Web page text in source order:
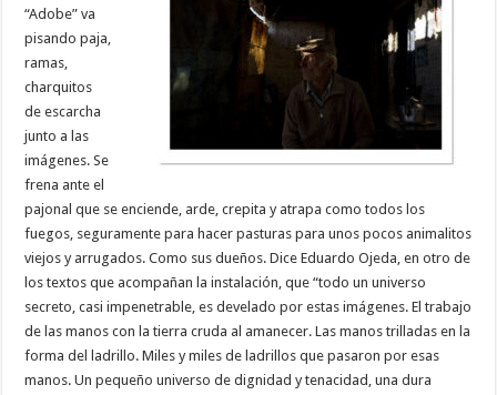
“Adobe” va
pisando paja,
ramas,
charquitos
de escarcha
junto a las
imágenes. Se
frena ante el
pajonal que se enciende, arde, crepita y atrapa como todos los
fuegos, seguramente para hacer pasturas para unos pocos animalitos
viejos y arrugados. Como sus dueños. Dice Eduardo Ojeda, en otro de
los textos que acompañan la instalación, que “todo un universo
secreto, casi impenetrable, es develado por estas imágenes. El trabajo
de las manos con la tierra cruda al amanecer. Las manos trilladas en la
forma del ladrillo. Miles y miles de ladrillos que pasaron por esas
manos. Un pequeño universo de dignidad y tenacidad, una dura